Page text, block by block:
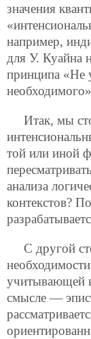
значения
например,
для У. Куайна
принципа «Не
Итак, мы
той или иной
анализа
контекстов?
С другой
учитывающей
смысле —